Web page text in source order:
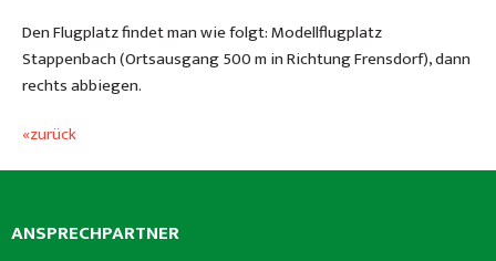
Den Flugplatz findet man wie folgt: Modellflugplatz
Stappenbach (Ortsausgang 500 m in Richtung Frensdorf), dann
rechts abbiegen.
«zurück
ANSPRECHPARTNER